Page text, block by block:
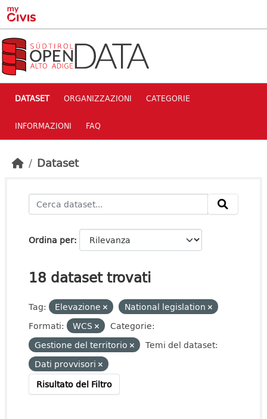
Skip to main content
DATASET ORGANIZZAZIONI CATEGORIE
INFORMAZIONI FAQ
Dataset
Ordina per
18 dataset trovati
Tag: Elevazione
National legislation
Formati:
WCS
Categorie:
Gestione del territorio
Temi del dataset:
Dati provvisori
Risultato del Filtro